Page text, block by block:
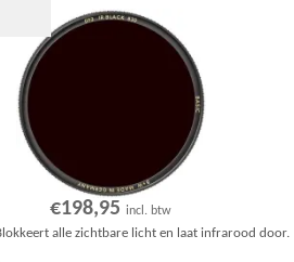
€198,95 incl. btw
alle zichtbare licht en laat infrarood door.